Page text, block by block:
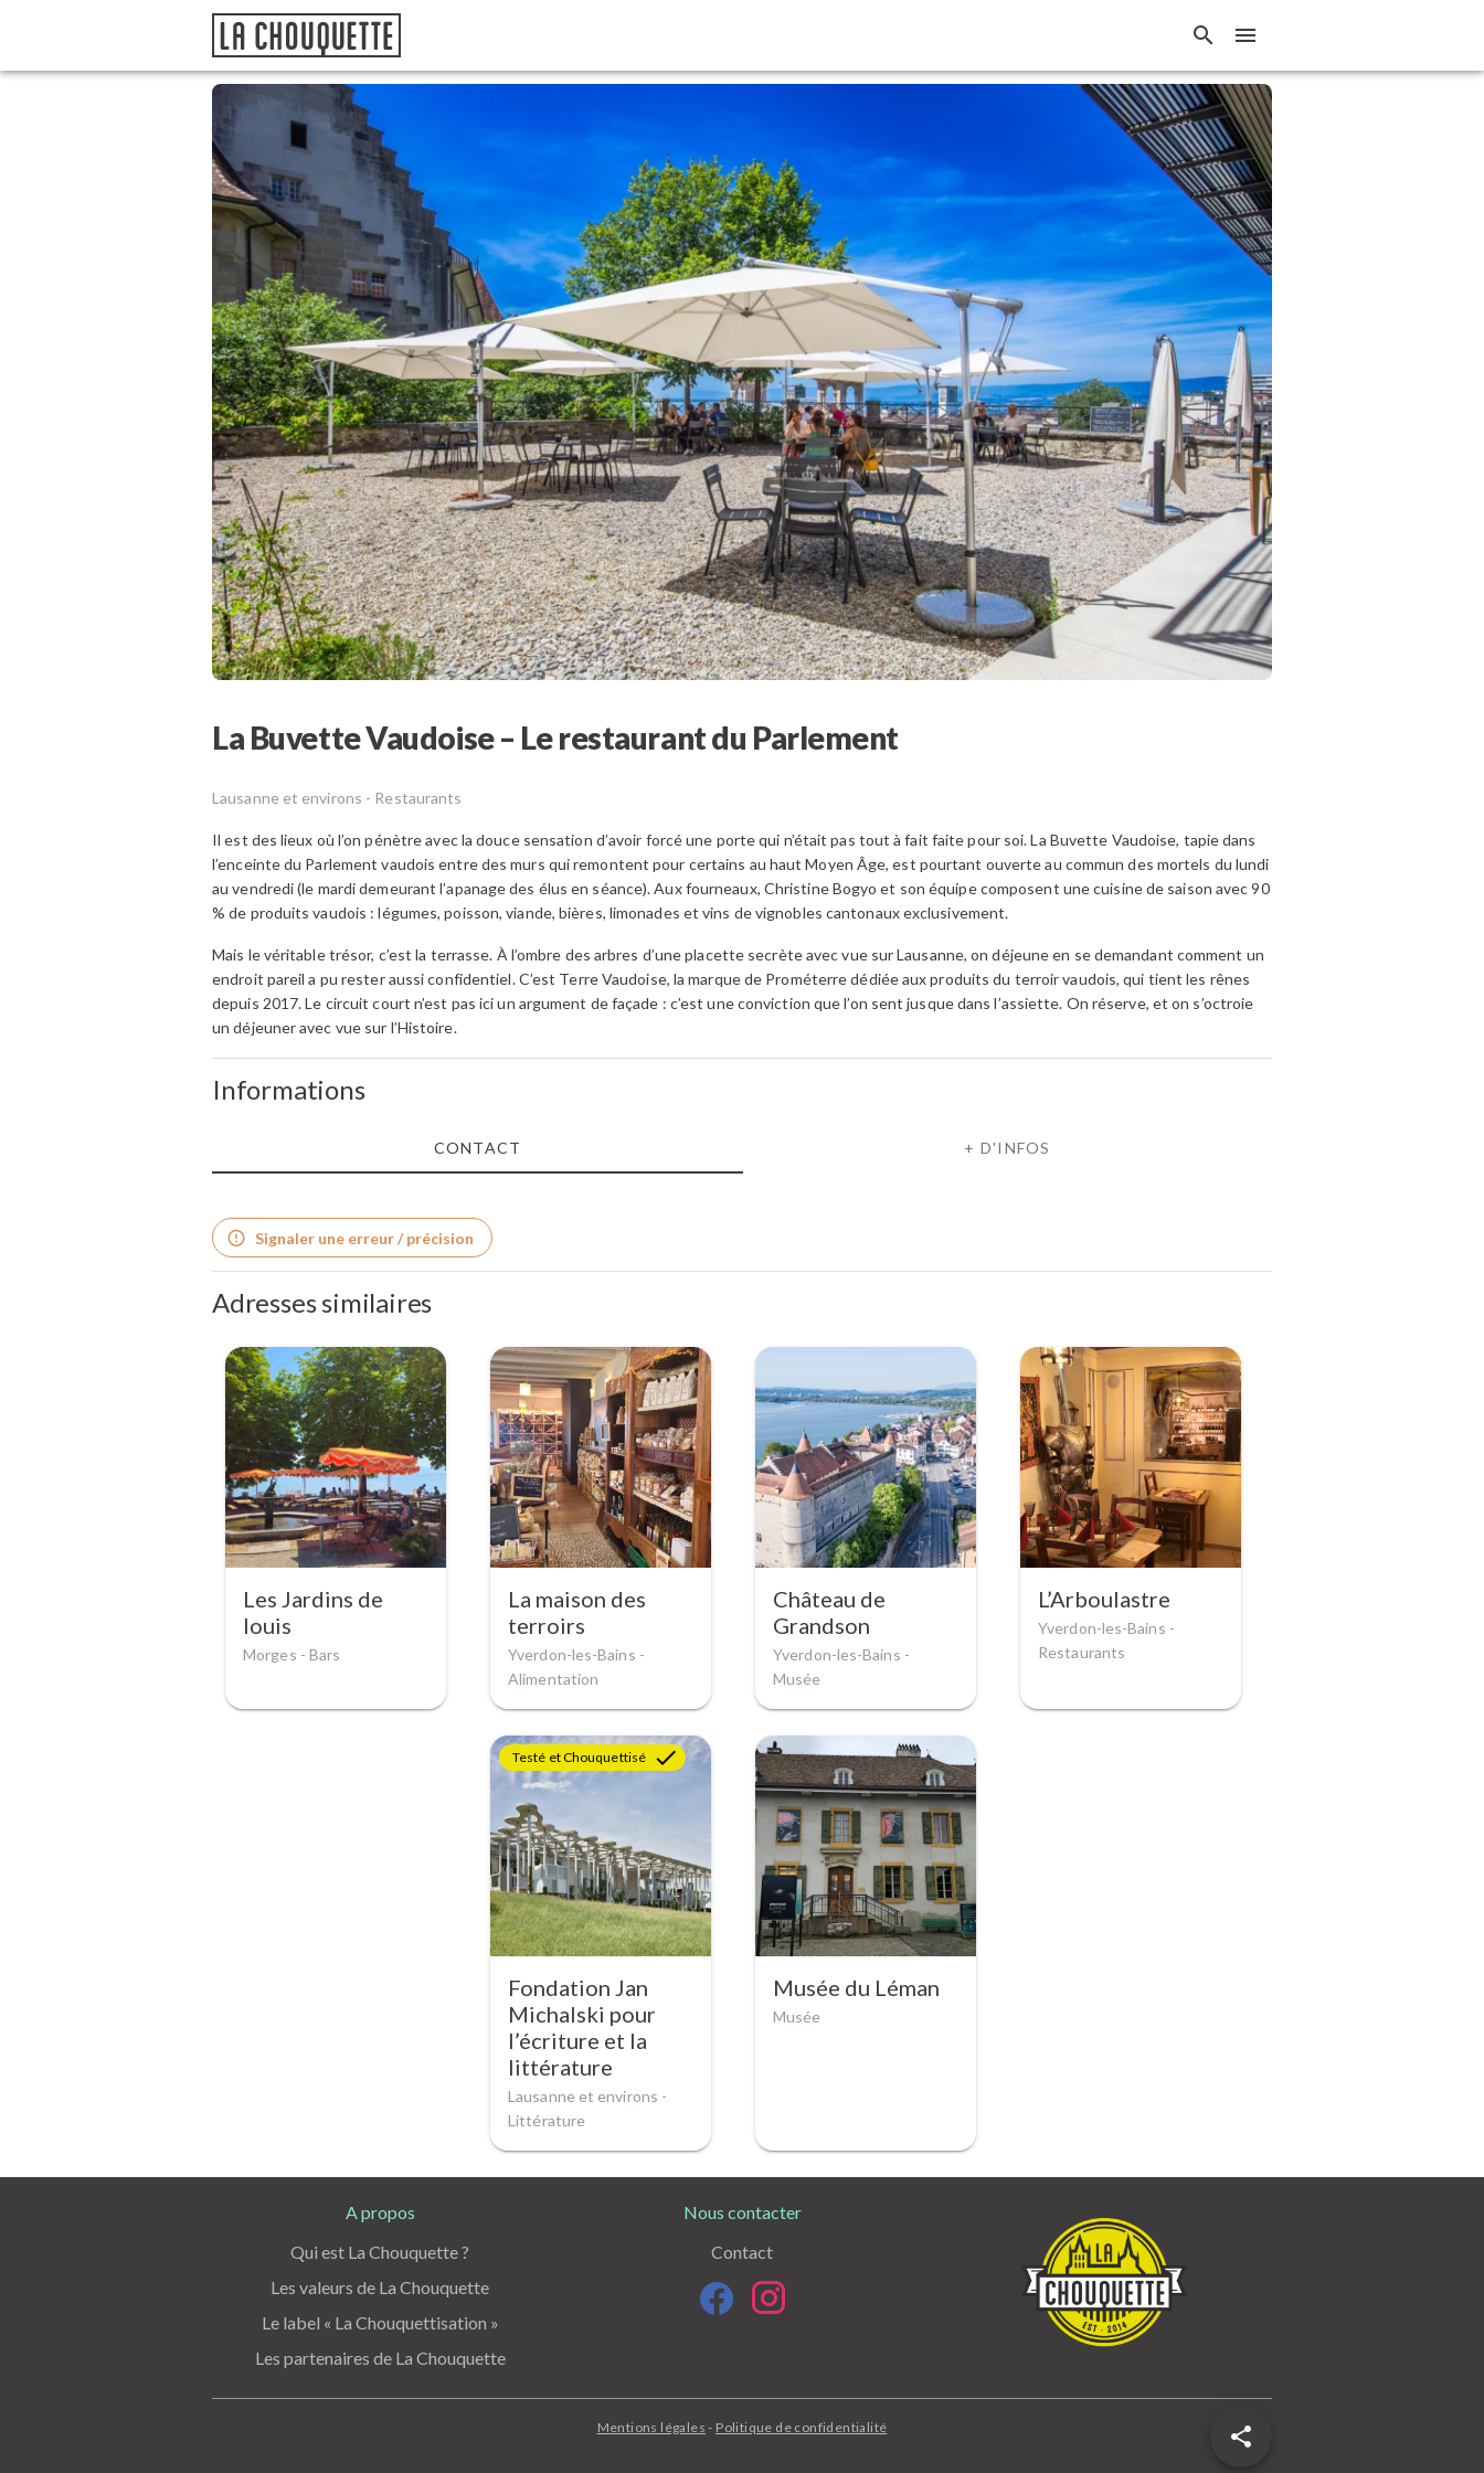
La Buvette Vaudoise – Le restaurant du Parlement
Lausanne et environs - Restaurants
Il est des lieux où l’on pénètre avec la douce sensation d’avoir forcé une porte qui n’était pas tout à fait faite pour soi. La Buvette Vaudoise, tapie dans
l’enceinte du Parlement vaudois entre des murs qui remontent pour certains au haut Moyen Âge, est pourtant ouverte au commun des mortels du lundi
au vendredi (le mardi demeurant l’apanage des élus en séance). Aux fourneaux, Christine Bogyo et son équipe composent une cuisine de saison avec 90
% de produits vaudois : légumes, poisson, viande, bières, limonades et vins de vignobles cantonaux exclusivement.
Mais le véritable trésor, c’est la terrasse. À l’ombre des arbres d’une placette secrète avec vue sur Lausanne, on déjeune en se demandant comment un
endroit pareil a pu rester aussi confidentiel. C’est Terre Vaudoise, la marque de Prométerre dédiée aux produits du terroir vaudois, qui tient les rênes
depuis 2017. Le circuit court n’est pas ici un argument de façade : c’est une conviction que l’on sent jusque dans l’assiette. On réserve, et on s’octroie
un déjeuner avec vue sur l’Histoire.
Informations
CONTACT + D'INFOS
Signaler une erreur / précision
Adresses similaires
Les Jardins de
louis
Morges - Bars
La maison des
terroirs
Yverdon-les-Bains -
Alimentation
Château de
Grandson
Yverdon-les-Bains -
Musée
L’Arboulastre
Yverdon-les-Bains -
Restaurants
Testé et Chouquettisé
Fondation Jan
Michalski pour
l’écriture et la
littérature
Lausanne et environs -
Littérature
Musée du Léman
Musée
A propos
Qui est La Chouquette ?
Les valeurs de La Chouquette
Le label « La Chouquettisation »
Les partenaires de La Chouquette
Nous contacter
Contact
Mentions légales - Politique de confidentialité